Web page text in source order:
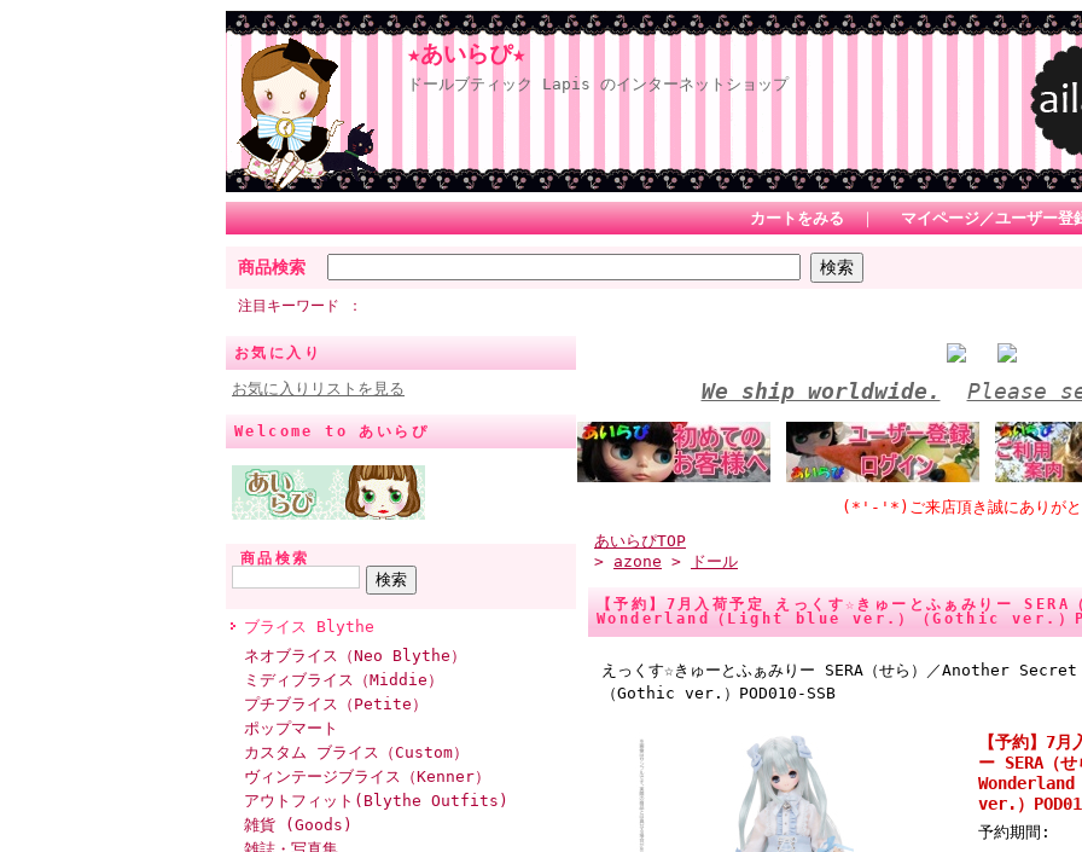
★あいらぴ★
ドールブティック Lapis のインターネットショップ
カートをみる ｜ マイページ／ユーザー登
商品検索
注目キーワード
お気に入り
お気に入りリストを見る
Welcome to あいらぴ
商品検索
ブライス Blythe
ネオブライス（Neo Blythe）
ミディブライス（Middie）
プチブライス（Petite）
ポップマート
カスタム ブライス（Custom）
ヴィンテージブライス（Kenner）
アウトフィット(Blythe Outfits)
雑貨 (Goods)
We ship worldwide. Please
(*'-'*)ご来店頂き誠にありがとうござい
あいらぴTOP
> azone > ドール
【予約】7月入荷予定 えっくす☆きゅーとふぁみりー
Wonderland（Light blue ver.）（Gothic ver.）
えっくす☆きゅーとふぁみりー SERA（せら）／Another
（Gothic ver.）POD010-SSB
【予約】7
ー SERA（
ver.）
予約期間: